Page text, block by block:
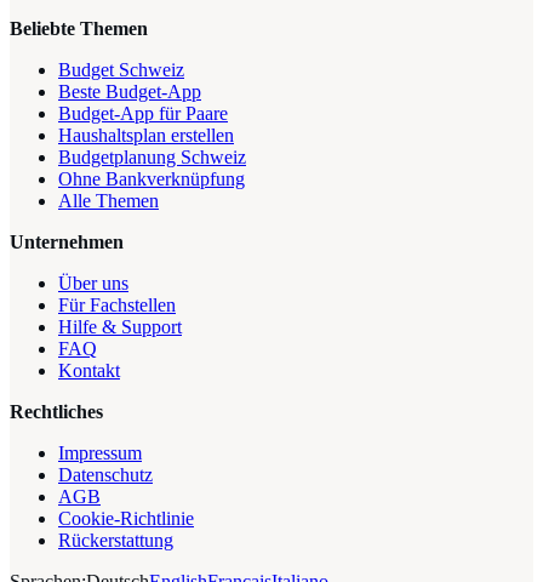
Beliebte Themen
Budget Schweiz
Beste Budget-App
Budget-App für Paare
Haushaltsplan erstellen
Budgetplanung Schweiz
Ohne Bankverknüpfung
Alle Themen
Unternehmen
Über uns
Für Fachstellen
Hilfe & Support
FAQ
Kontakt
Rechtliches
Impressum
Datenschutz
AGB
Cookie-Richtlinie
Rückerstattung